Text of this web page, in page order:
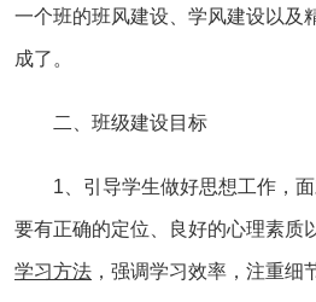
一个班的班风建设、学风建设以及
成了。
二、班级建设目标
1、引导学生做好思想工作，
要有正确的定位、良好的心理素质
学习方法 ，强调学习效率，注重细